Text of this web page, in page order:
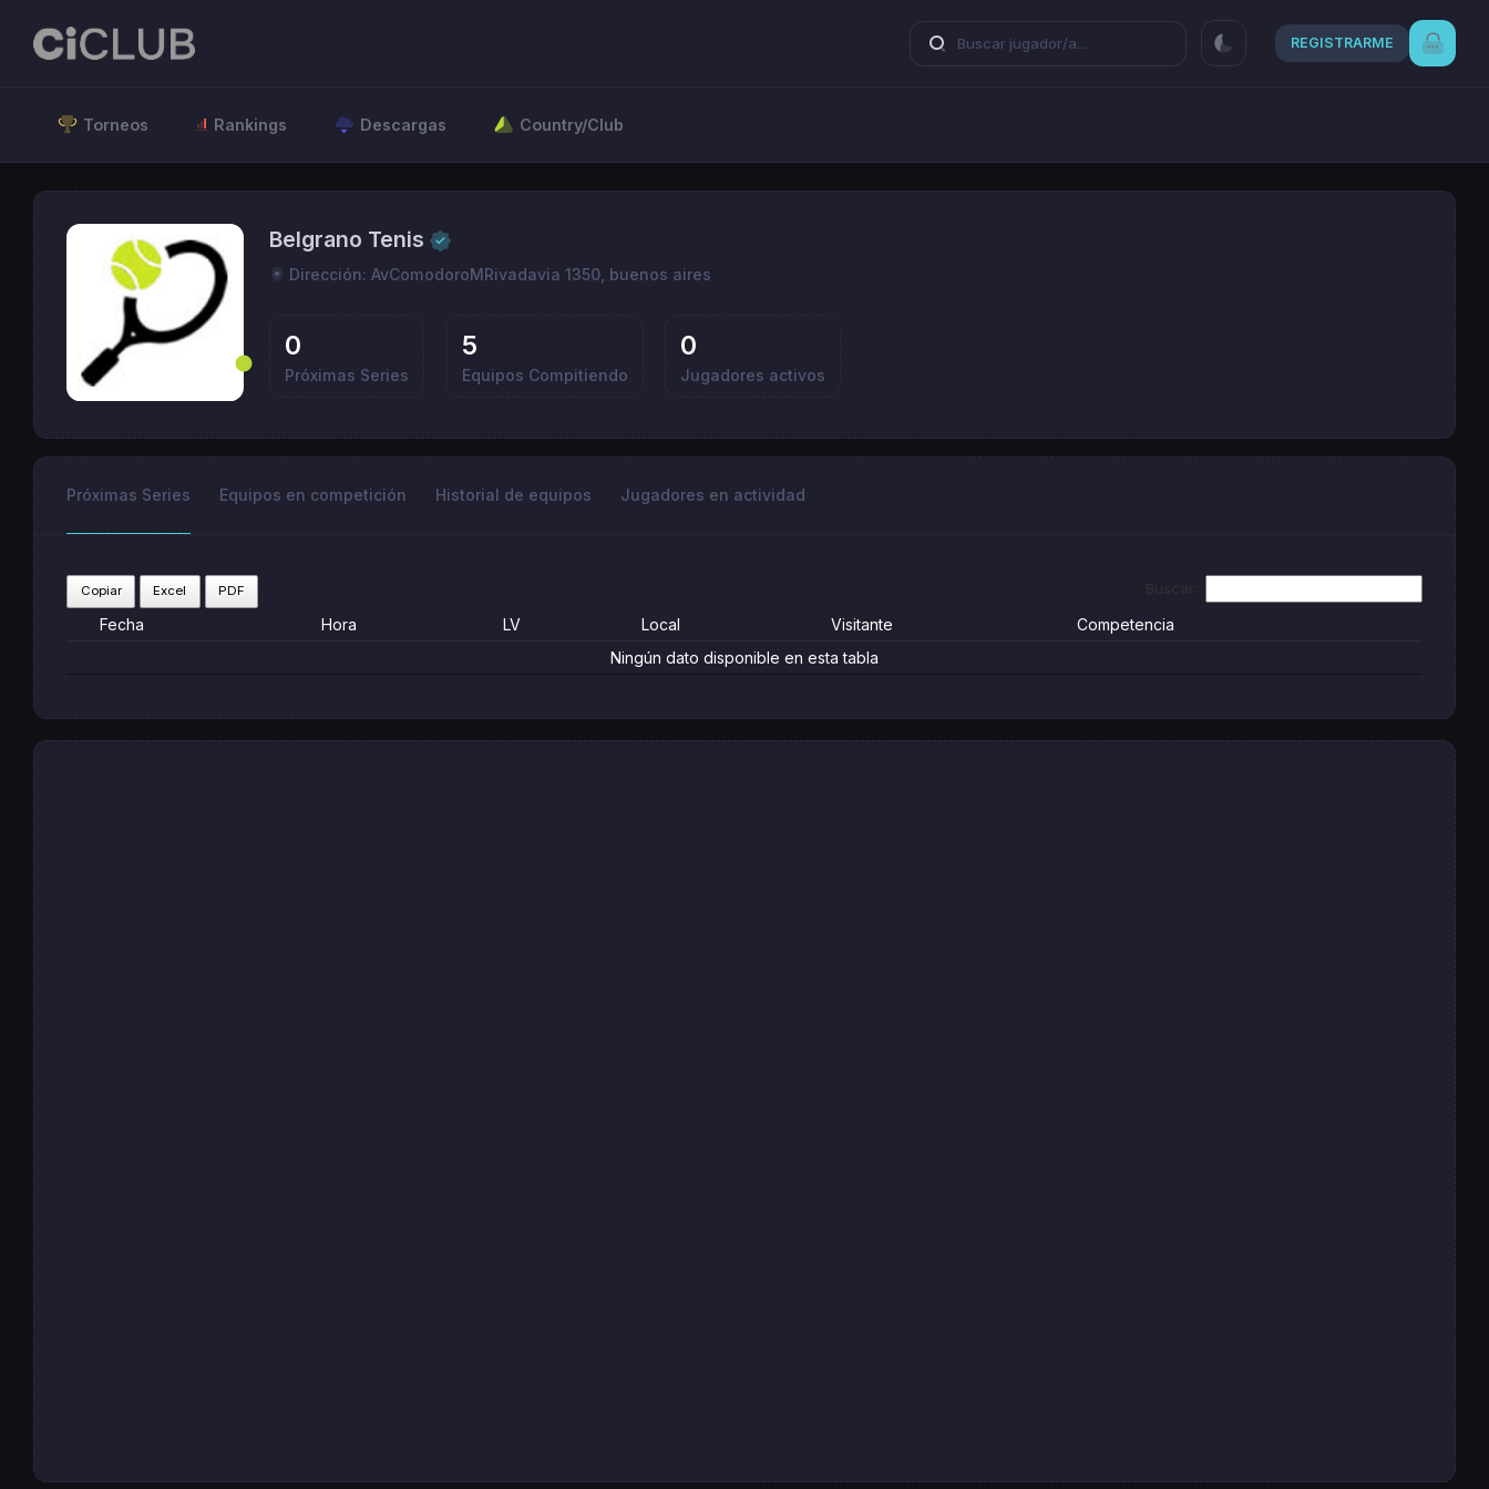
REGISTRARME
Torneos Rankings Descargas Country/Club
Belgrano Tenis
Dirección: AvComodoroMRivadavia 1350, buenos aires
0
Próximas Series
5
Equipos Compitiendo
0
Jugadores activos
Próximas Series Equipos en competición Historial de equipos Jugadores en actividad
Copiar Excel PDF
Fecha Hora LV Local Visitante
Competencia
Ningún dato disponible en esta tabla